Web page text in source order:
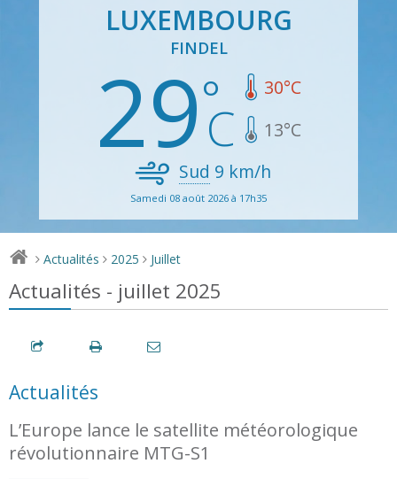
LUXEMBOURG
FINDEL
29 30°C
13°C
Sud 9 km/h
Samedi 08 août 2026 à 17h35
> Actualités > 2025 > Juillet
Actualités - juillet 2025
Actualités
L’Europe lance le satellite météorologique
révolutionnaire MTG-S1